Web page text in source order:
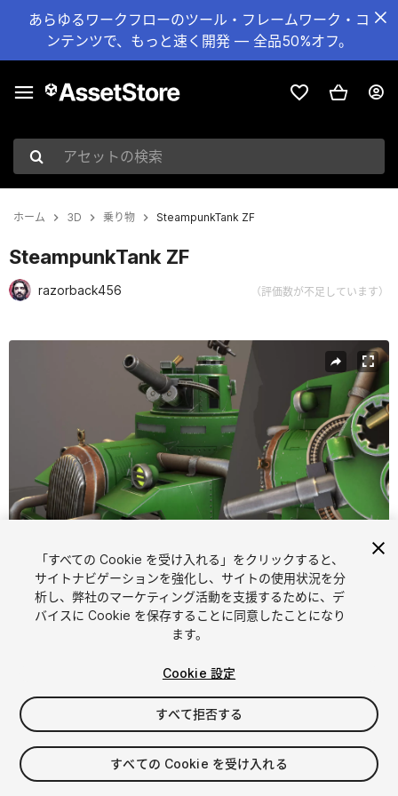
あらゆるワークフローのツール・フレームワーク・コ
ンテンツで、もっと速く開発 — 全品50%オフ。
アセットの検索
ホーム 3D 乗り物 SteampunkTank ZF
SteampunkTank ZF
razorback456 （評価数が不足しています）
現在のスライド：1 / 7
1 /7
$29
消費税は決済時に計算されます
「すべての Cookie を受け入れる」をクリックすると、
サイトナビゲーションを強化し、サイトの使用状況を分
析し、弊社のマーケティング活動を支援するために、デ
バイスに Cookie を保存することに同意したことになり
ます。
Cookie 設定
すべて拒否する
すべての Cookie を受け入れる